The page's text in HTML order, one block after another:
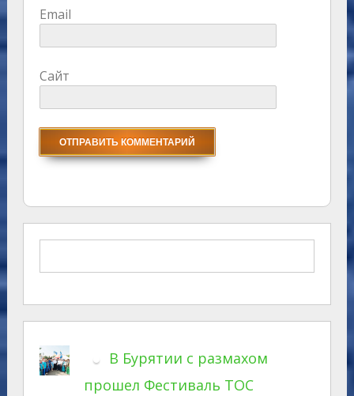
Email
Сайт
В Бурятии с размахом
прошел Фестиваль ТОС